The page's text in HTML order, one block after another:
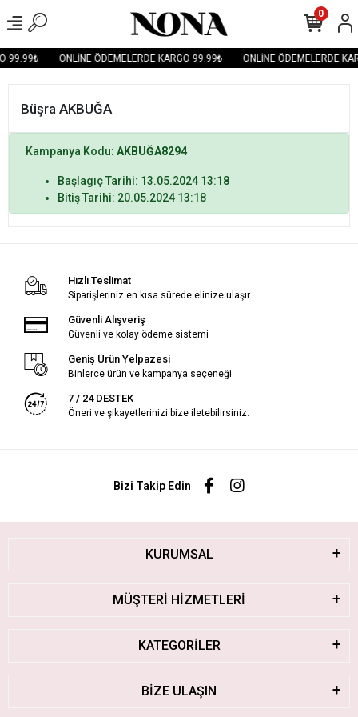
99.99₺ ONLİNE ÖDEMELERDE KARGO 99.99₺ ONLİNE ÖDEMELERDE
0
Büşra AKBUĞA
Kampanya Kodu: AKBUĞA8294
Başlagıç Tarihi: 13.05.2024 13:18
Bitiş Tarihi: 20.05.2024 13:18
Hızlı Teslimat
Siparişleriniz en kısa sürede elinize ulaşır.
Güvenli Alışveriş
Güvenli ve kolay ödeme sistemi
Geniş Ürün Yelpazesi
Binlerce ürün ve kampanya seçeneği
7 / 24 DESTEK
Öneri ve şikayetlerinizi bize iletebilirsiniz.
Bizi Takip Edin
KURUMSAL
MÜŞTERİ HİZMETLERİ
KATEGORİLER
BİZE ULAŞIN